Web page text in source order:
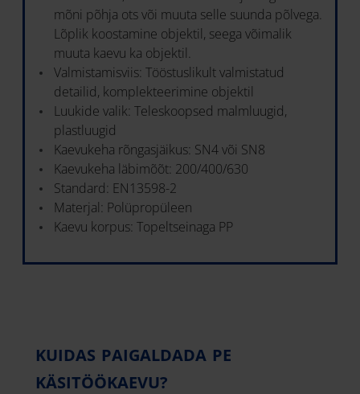
mõni põhja ots või muuta selle suunda põlvega.
Lõplik koostamine objektil, seega võimalik
muuta kaevu ka objektil.
Valmistamisviis: Tööstuslikult valmistatud
detailid, komplekteerimine objektil
Luukide valik: Teleskoopsed malmluugid,
plastluugid
Kaevukeha rõngasjäikus: SN4 või SN8
Kaevukeha läbimõõt: 200/400/630
Standard: EN13598-2
Materjal: Polüpropüleen
Kaevu korpus: Topeltseinaga PP
KUIDAS PAIGALDADA PE
KÄSITÖÖKAEVU?